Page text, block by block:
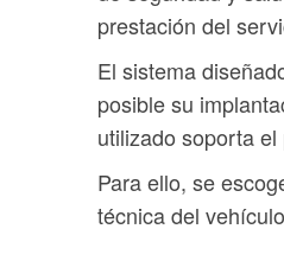
prestación del
El sistema
posible su
utilizado soporta
Para ello, se
técnica del